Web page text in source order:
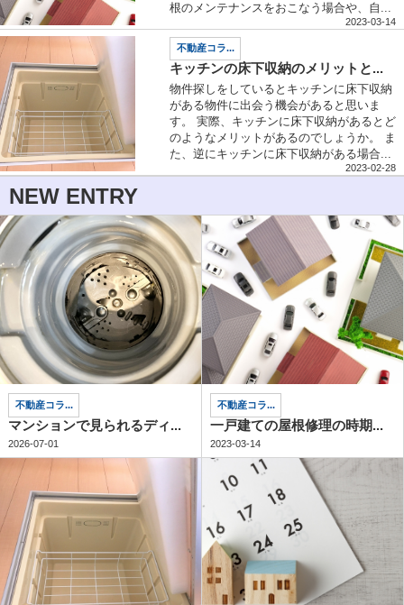
根のメンテナンスをおこなう場合や、自...
2023-03-14
不動産コラ...
キッチンの床下収納のメリットと...
物件探しをしているとキッチンに床下収納
がある物件に出会う機会があると思いま
す。 実際、キッチンに床下収納があるとど
のようなメリットがあるのでしょうか。 ま
た、逆にキッチンに床下収納がある場合...
2023-02-28
NEW ENTRY
不動産コラ...
マンションで見られるディ...
2026-07-01
不動産コラ...
一戸建ての屋根修理の時期...
2023-03-14